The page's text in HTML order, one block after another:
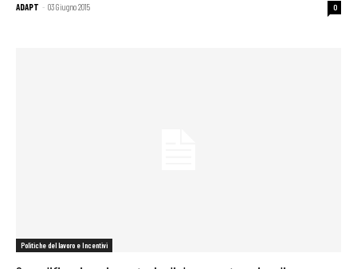
ADAPT - 03 Giugno 2015 0
Politiche del lavoro e Incentivi